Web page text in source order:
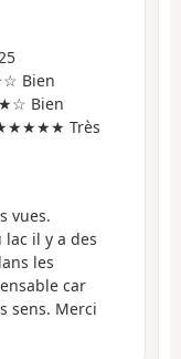
Bien
Bien
Très
vues.
il y a des
les
car
sens. Merci